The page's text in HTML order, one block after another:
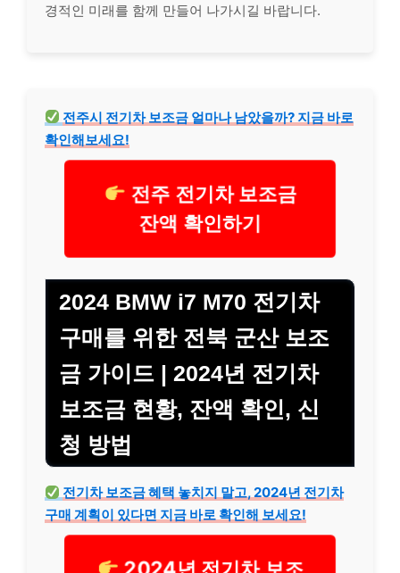
경적인 미래를 함께 만들어 나가시길 바랍니다.
전주시 전기차 보조금 얼마나 남았을까? 지금 바로
확인해보세요!
전주 전기차 보조금
잔액 확인하기
2024 BMW i7 M70 전기차
구매를 위한 전북 군산 보조
금 가이드 | 2024년 전기차
보조금 현황, 잔액 확인, 신
청 방법
전기차 보조금 혜택 놓치지 말고, 2024년 전기차
구매 계획이 있다면 지금 바로 확인해 보세요!